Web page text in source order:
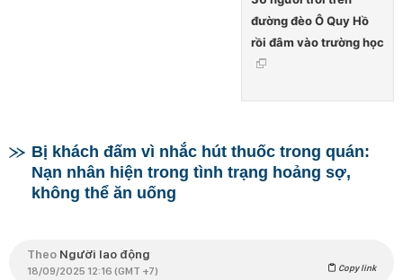
đường đèo Ô Quy Hồ
rồi đâm vào trường học
Bị khách đấm vì nhắc hút thuốc trong quán:
Nạn nhân hiện trong tình trạng hoảng sợ,
không thể ăn uống
Theo Người lao động
18/09/2025 12:16 (GMT +7) Copy link